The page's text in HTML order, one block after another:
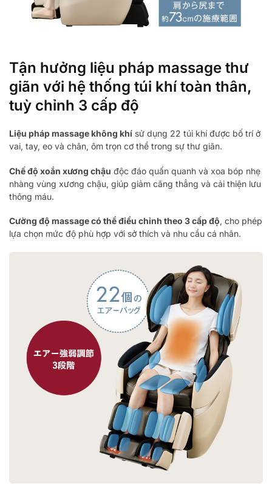
Tận hưởng liệu pháp massage thư
giãn với hệ thống túi khí toàn thân,
tuỳ chỉnh 3 cấp độ
Liệu pháp massage không khí sử dụng 22 túi khí được bố trí ở
vai, tay, eo và chân, ôm trọn cơ thể trong sự thư giãn.
Chế độ xoắn xương chậu độc đáo quấn quanh và xoa bóp nhẹ
nhàng vùng xương chậu, giúp giảm căng thẳng và cải thiện lưu
thông máu.
Cường độ massage có thể điều chỉnh theo 3 cấp độ, cho phép
lựa chọn mức độ phù hợp với sở thích và nhu cầu cá nhân.